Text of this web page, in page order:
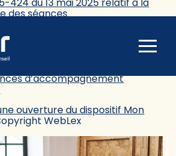
des séances
2025 modifiant l’arrêté du 8
aux tarifs, codes de facturation
d’accompagnement
ouverture du dispositif Mon
WebLex